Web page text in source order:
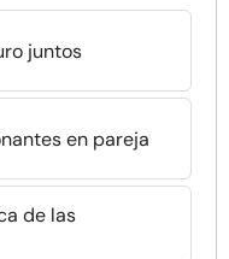
juntos
en pareja
de las